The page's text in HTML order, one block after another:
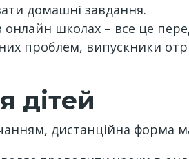
домашні завдання.
школах – все це
проблем, випускники
дітей
дистанційна форма